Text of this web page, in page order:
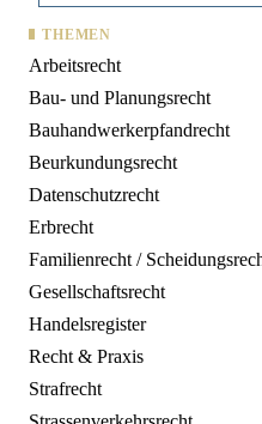
THEMEN
Arbeitsrecht
Bau- und Planungsrecht
Bauhandwerkerpfandrecht
Beurkundungsrecht
Datenschutzrecht
Erbrecht
Familienrecht /
Gesellschaftsrecht
Handelsregister
Recht & Praxis
Strafrecht